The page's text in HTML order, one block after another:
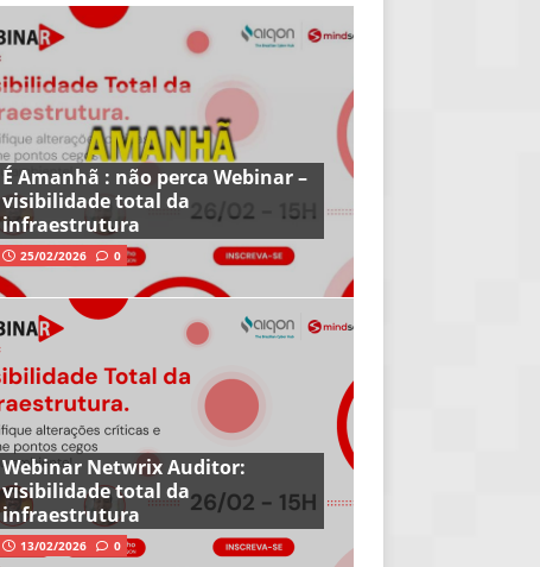
É Amanhã : não perca Webinar –
visibilidade total da
infraestrutura
25/02/2026 0
Webinar Netwrix Auditor:
visibilidade total da
infraestrutura
13/02/2026 0